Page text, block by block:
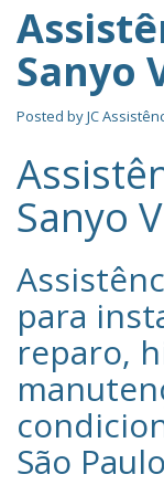
Sanyo
Posted byJC
Sanyo
para
reparo,
São Paulo